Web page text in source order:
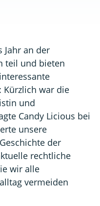
Jahr an der
teil und bieten
Kürzlich war die
und
Candy Licious bei
unsere
der
rechtliche
wir alle
vermeiden